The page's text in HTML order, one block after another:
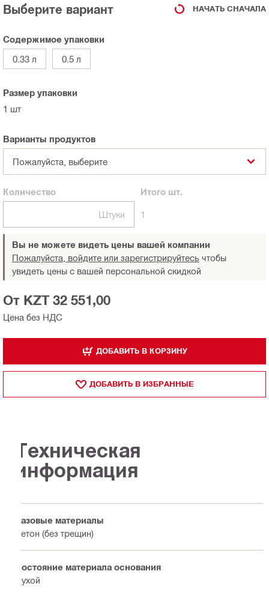
Выберите вариант НАЧАТЬ СНАЧАЛА
Содержимое упаковки
0.33 л
0.5 л
Размер упаковки
1 шт
Варианты продуктов
Пожалуйста, выберите
Количество
Штуки
Итого шт.
1
Вы не можете видеть цены вашей компании
Пожалуйста, войдите или зарегистрируйтесь чтобы
увидеть цены с вашей персональной скидкой
Цена без НДС
От KZT 32 551,00
ДОБАВИТЬ В КОРЗИНУ
ДОБАВИТЬ В ИЗБРАННЫЕ
Техническая
информация
Базовые материалы
Бетон (без трещин)
Состояние материала основания
Сухой